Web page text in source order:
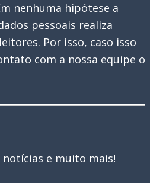
nenhuma hipótese a
pessoais realiza
Por isso, caso isso
com a nossa equipe o
e muito mais!